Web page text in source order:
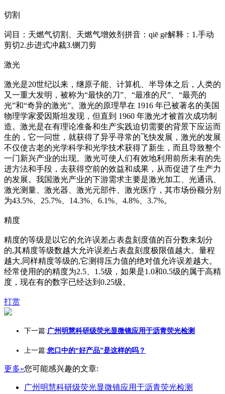
切割
词目：天燃气切割、天燃气增效剂拼音：qiē gē解释：1.手动
剪切2.步进式冲裁3.铡刀剪
激光
激光是20世纪以来，继原子能、计算机、半导体之后，人类的
又一重大发明，被称为“最快的刀”、“最准的尺”、“最亮的
光”和“奇异的激光”。激光的原理早在 1916 年已被著名的美国
物理学家爱因斯坦发现，但直到 1960 年激光才被首次成功制
造。激光是在有理论准备和生产实践迫切需要的背景下应运而
生的，它一问世，就获得了异乎寻常的飞快发展，激光的发展
不仅使古老的光学科学和光学技术获得了新生，而且导致整个
一门新兴产业的出现。激光可使人们有效地利用前所未有的先
进方法和手段，去获得空前的效益和成果，从而促进了生产力
的发展。我国激光产业的下游需求主要是激光加工、光通讯、
激光测量、激光器、激光元部件、激光医疗，其市场份额分别
为43.5%、25.7%、14.3%、6.1%、4.8%、3.7%。
精度
精度的等级是以它的允许误差占表盘刻度值的百分数来划分
的,其精度等级数越大允许误差占表盘刻度极限值越大。量程
越大,同样精度等级的,它测得压力值的绝对值允许误差越大。
经常使用的的精度为2.5、1.5级，如果是1.0和0.5级的属于高精
度，现在有的数字已经达到0.25级。
打赏
下一篇:广州明慧科研级荧光显微镜应用于沥青荧光检测
上一篇:您口中的“好产品”是这样的吗？
更多»您可能感兴趣的文章:
广州明慧科研级荧光显微镜应用于沥青荧光检测